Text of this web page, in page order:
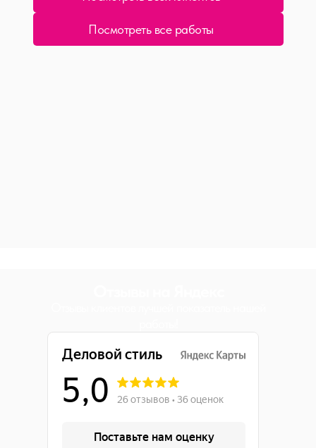
Посмотреть все работы